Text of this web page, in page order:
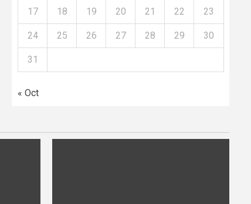
17 18 19 20 21 22 23
24 25 26 27 28 29 30
31
« Oct